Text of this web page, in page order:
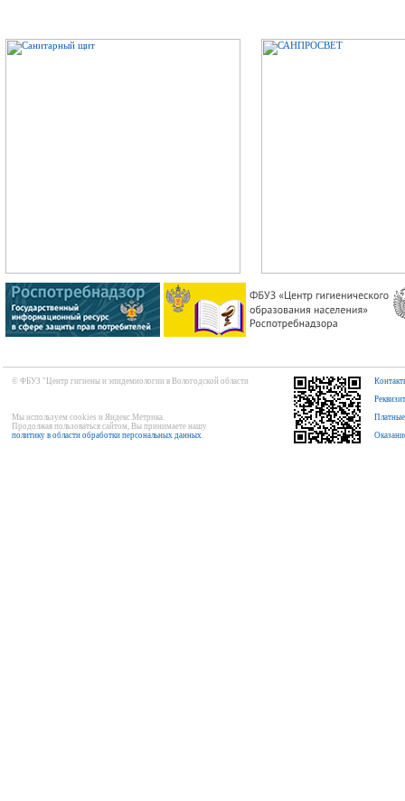
© ФБУЗ "Центр гигиены и эпидемиологии в Вологодской области
Мы используем cookies и Яндекс.Метрика.
Продолжая пользоваться сайтом, Вы принимаете нашу
политику в области обработки персональных данных.